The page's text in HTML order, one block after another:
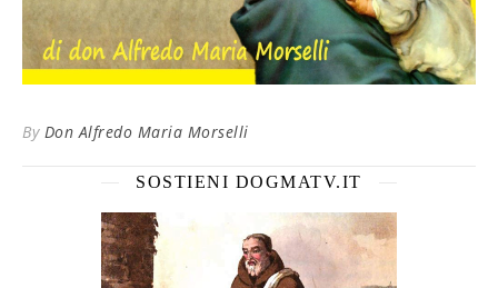
By Don Alfredo Maria Morselli
SOSTIENI DOGMATV.IT